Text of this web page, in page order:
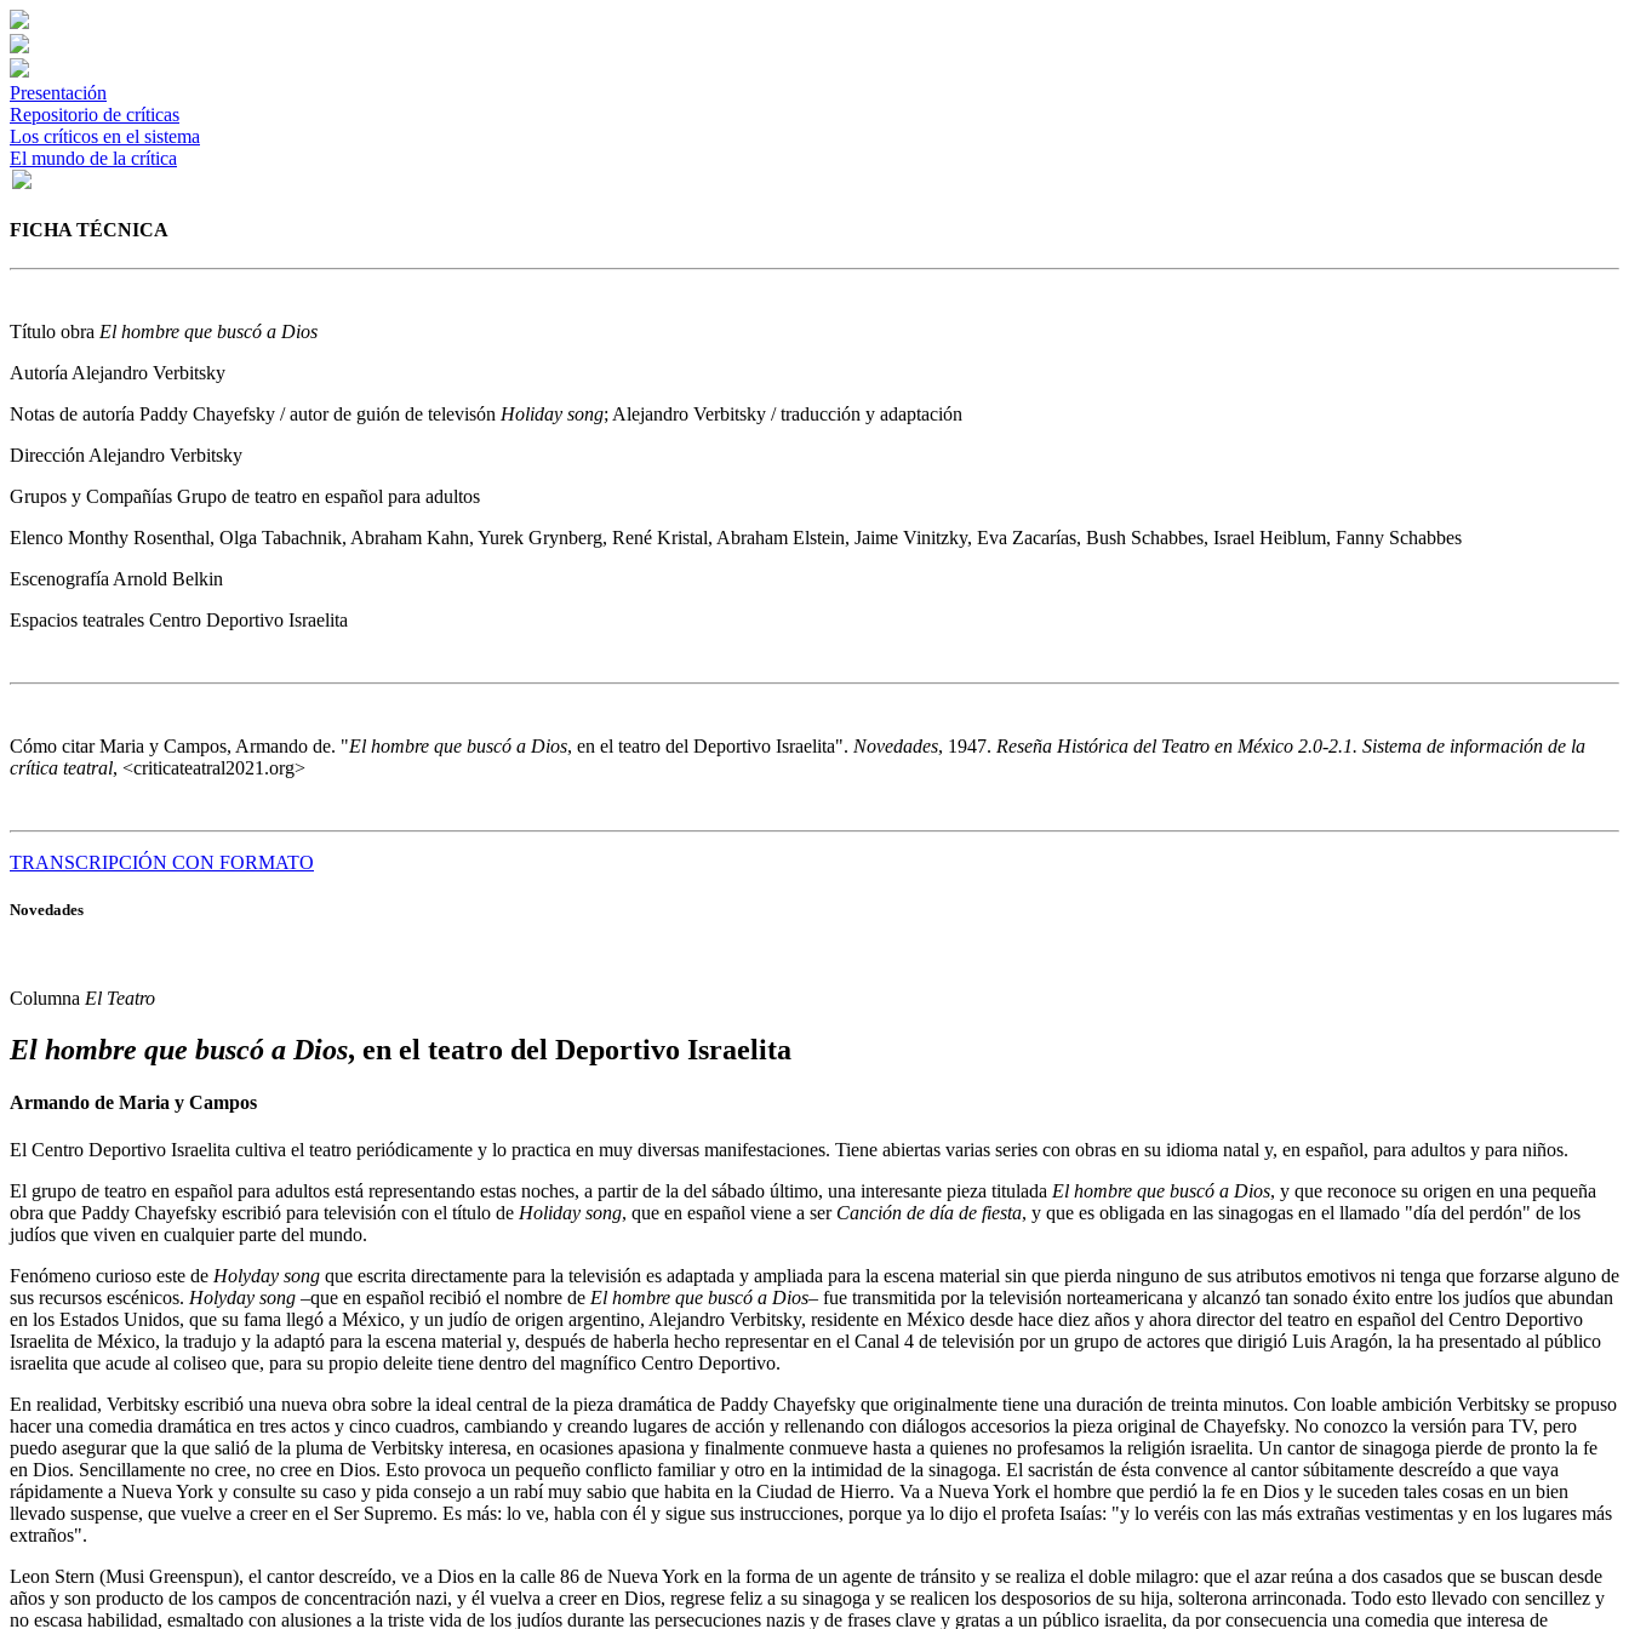
Presentación
Repositorio de críticas
Los críticos en el sistema
El mundo de la crítica
FICHA TÉCNICA
Título obra El hombre que buscó a Dios
Autoría Alejandro Verbitsky
Notas de autoría Paddy Chayefsky / autor de guión de televisón Holiday song; Alejandro Verbitsky / traducción y adaptación
Dirección Alejandro Verbitsky
Grupos y Compañías Grupo de teatro en español para adultos
Elenco Monthy Rosenthal, Olga Tabachnik, Abraham Kahn, Yurek Grynberg, René Kristal, Abraham Elstein, Jaime Vinitzky, Eva Zacarías, Bush Schabbes, Israel Heiblum, Fanny Schabbes
Escenografía Arnold Belkin
Espacios teatrales Centro Deportivo Israelita
Cómo citarMaria y Campos, Armando de. "El hombre que buscó a Dios, en el teatro del Deportivo Israelita". Novedades, 1947. Reseña Histórica del Teatro en México 2.0-2.1. Sistema de información de la
crítica teatral, <criticateatral2021.org>
TRANSCRIPCIÓN CON FORMATO
Novedades
Columna El Teatro
El hombre que buscó a Dios, en el teatro del Deportivo Israelita
Armando de Maria y Campos
El Centro Deportivo Israelita cultiva el teatro periódicamente y lo practica en muy diversas manifestaciones. Tiene abiertas varias series con obras en su idioma natal y, en español, para adultos y para niños.
El grupo de teatro en español para adultos está representando estas noches, a partir de la del sábado último, una interesante pieza titulada El hombre que buscó a Dios, y que reconoce su origen en una pequeña
obra que Paddy Chayefsky escribió para televisión con el título de Holiday song, que en español viene a ser Canción de día de fiesta, y que es obligada en las sinagogas en el llamado "día del perdón" de los
judíos que viven en cualquier parte del mundo.
Fenómeno curioso este de Holyday song que escrita directamente para la televisión es adaptada y ampliada para la escena material sin que pierda ninguno de sus atributos emotivos ni tenga que forzarse alguno de
sus recursos escénicos. Holyday song –que en español recibió el nombre de El hombre que buscó a Dios– fue transmitida por la televisión norteamericana y alcanzó tan sonado éxito entre los judíos que abundan
en los Estados Unidos, que su fama llegó a México, y un judío de origen argentino, Alejandro Verbitsky, residente en México desde hace diez años y ahora director del teatro en español del Centro Deportivo
Israelita de México, la tradujo y la adaptó para la escena material y, después de haberla hecho representar en el Canal 4 de televisión por un grupo de actores que dirigió Luis Aragón, la ha presentado al público
israelita que acude al coliseo que, para su propio deleite tiene dentro del magnífico Centro Deportivo.
En realidad, Verbitsky escribió una nueva obra sobre la ideal central de la pieza dramática de Paddy Chayefsky que originalmente tiene una duración de treinta minutos. Con loable ambición Verbitsky se propuso
hacer una comedia dramática en tres actos y cinco cuadros, cambiando y creando lugares de acción y rellenando con diálogos accesorios la pieza original de Chayefsky. No conozco la versión para TV, pero
puedo asegurar que la que salió de la pluma de Verbitsky interesa, en ocasiones apasiona y finalmente conmueve hasta a quienes no profesamos la religión israelita. Un cantor de sinagoga pierde de pronto la fe
en Dios. Sencillamente no cree, no cree en Dios. Esto provoca un pequeño conflicto familiar y otro en la intimidad de la sinagoga. El sacristán de ésta convence al cantor súbitamente descreído a que vaya
rápidamente a Nueva York y consulte su caso y pida consejo a un rabí muy sabio que habita en la Ciudad de Hierro. Va a Nueva York el hombre que perdió la fe en Dios y le suceden tales cosas en un bien
llevado suspense, que vuelve a creer en el Ser Supremo. Es más: lo ve, habla con él y sigue sus instrucciones, porque ya lo dijo el profeta Isaías: "y lo veréis con las más extrañas vestimentas y en los lugares más
extraños".
Leon Stern (Musi Greenspun), el cantor descreído, ve a Dios en la calle 86 de Nueva York en la forma de un agente de tránsito y se realiza el doble milagro: que el azar reúna a dos casados que se buscan desde
años y son producto de los campos de concentración nazi, y él vuelva a creer en Dios, regrese feliz a su sinagoga y se realicen los desposorios de su hija, solterona arrinconada. Todo esto llevado con sencillez y
no escasa habilidad, esmaltado con alusiones a la triste vida de los judíos durante las persecuciones nazis y de frases clave y gratas a un público israelita, da por consecuencia una comedia que interesa de